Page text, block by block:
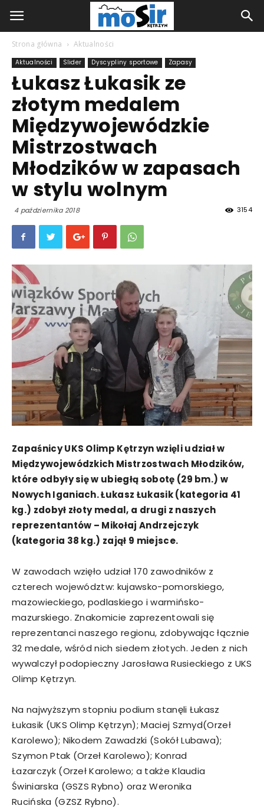
Strona główna Aktualności
Aktualności Slider Dyscypliny sportowe Zapasy
Łukasz Łukasik ze
złotym medalem
Międzywojewódzkie
Mistrzostwach
Młodzików w zapasach
w stylu wolnym
4 października 2018 3154
Zapaśnicy UKS Olimp Kętrzyn wzięli udział w
Międzywojewódzkich Mistrzostwach Młodzików,
które odbyły się w ubiegłą sobotę (29 bm.) w
Nowych Iganiach. Łukasz Łukasik (kategoria 41
kg.) zdobył złoty medal, a drugi z naszych
reprezentantów – Mikołaj Andrzejczyk
(kategoria 38 kg.) zajął 9 miejsce.
W zawodach wzięło udział 170 zawodników z
czterech województw: kujawsko-pomorskiego,
mazowieckiego, podlaskiego i warmińsko-
mazurskiego. Znakomicie zaprezentowali się
reprezentanci naszego regionu, zdobywając łącznie
32 medale, wśród nich siedem złotych. Jeden z nich
wywalczył podopieczny Jarosława Rusieckiego z UKS
Olimp Kętrzyn.
Na najwyższym stopniu podium stanęli Łukasz
Łukasik (UKS Olimp Kętrzyn); Maciej Szmyd(Orzeł
Karolewo); Nikodem Zawadzki (Sokół Lubawa);
Szymon Ptak (Orzeł Karolewo); Konrad
Łazarczyk (Orzeł Karolewo; a także Klaudia
Świniarska (GSZS Rybno) oraz Weronika
Rucińska (GZSZ Rybno).